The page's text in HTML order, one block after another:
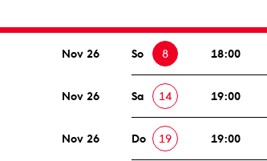
Nov 26 So 8 18:00
Nov 26 Sa 14 19:00
Nov 26 Do 19 19:00